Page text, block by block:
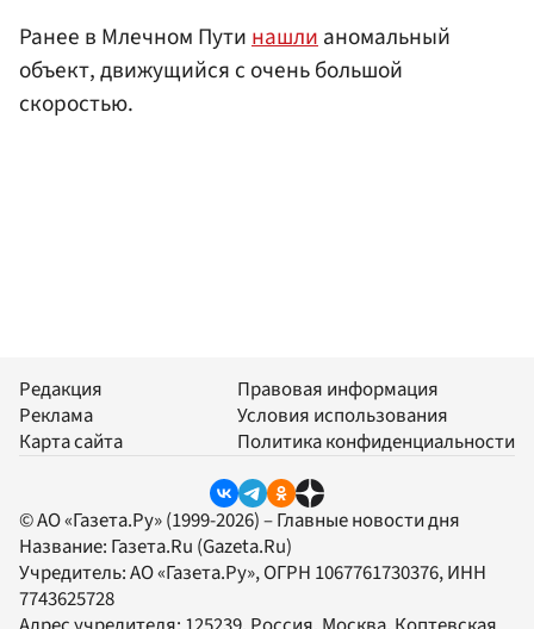
Ранее в Млечном Путинашлианомальный
объект, движущийся с очень большой
скоростью.
Редакция
Реклама
Карта сайта
Правовая информация
Условия использования
Политика конфиденциальности
© АО «Газета.Ру» (1999-2026) – Главные новости дня
Название: Газета.Ru (Gazeta.Ru)
Учредитель:АО «Газета.Ру», ОГРН 1067761730376, ИНН
7743625728